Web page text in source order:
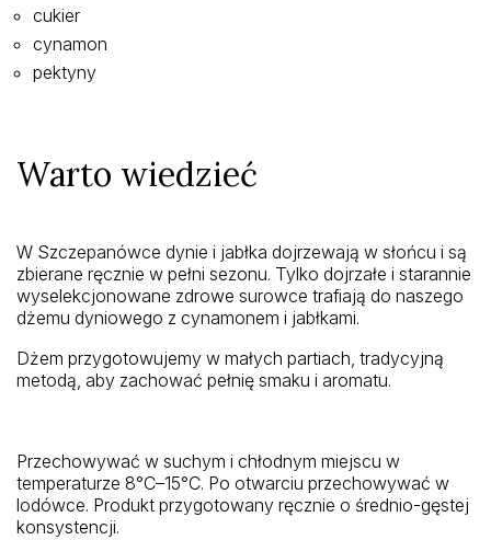
cukier
cynamon
pektyny
Warto wiedzieć
W Szczepanówce dynie i jabłka dojrzewają w słońcu i są
zbierane ręcznie w pełni sezonu. Tylko dojrzałe i starannie
wyselekcjonowane zdrowe surowce trafiają do naszego
dżemu dyniowego z cynamonem i jabłkami.
Dżem przygotowujemy w małych partiach, tradycyjną
metodą, aby zachować pełnię smaku i aromatu.
Przechowywać w suchym i chłodnym miejscu w
temperaturze 8°C–15°C. Po otwarciu przechowywać w
lodówce. Produkt przygotowany ręcznie o średnio-gęstej
konsystencji.